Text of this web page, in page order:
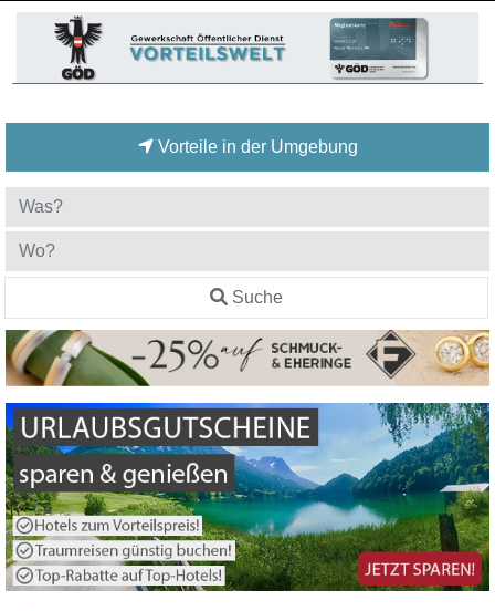
Vorteile in der Umgebung
Suche